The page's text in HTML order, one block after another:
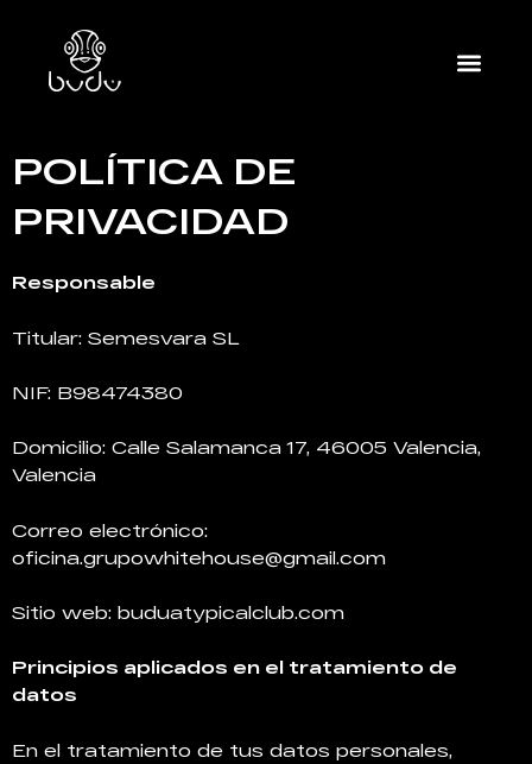
POLÍTICA DE
PRIVACIDAD
Responsable
Titular: Semesvara SL
NIF: B98474380
Domicilio: Calle Salamanca 17, 46005 Valencia,
Valencia
Correo electrónico:
oficina.grupowhitehouse@gmail.com
Sitio web: buduatypicalclub.com
Principios aplicados en el tratamiento de
datos
En el tratamiento de tus datos personales,